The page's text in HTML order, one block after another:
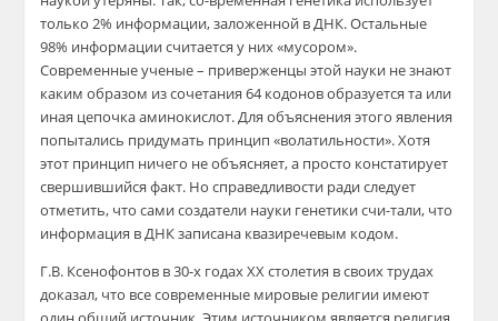
только 2% информации, заложенной в ДНК. Остальные
98% информации считается у них «мусором».
Современные ученые – приверженцы этой науки не знают
каким образом из сочетания 64 кодонов образуется та или
иная цепочка аминокислот. Для объяснения этого явления
попытались придумать принцип «волатильности». Хотя
этот принцип ничего не объясняет, а просто констатирует
свершившийся факт. Но справедливости ради следует
отметить, что сами создатели науки генетики счи-тали, что
информация в ДНК записана квазиречевым кодом.
Г.В. Ксенофонтов в 30-х годах XX столетия в своих трудах
доказал, что все современные мировые религии имеют